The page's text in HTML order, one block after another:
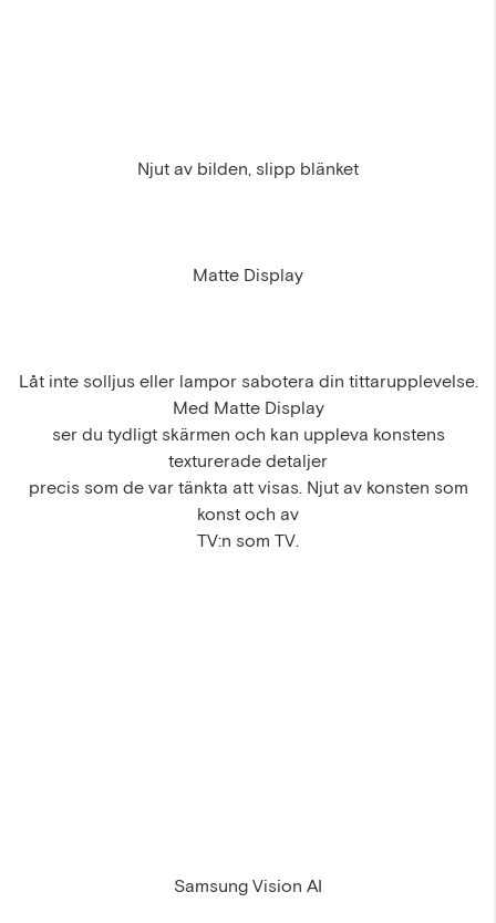
Njut av bilden, slipp blänket
Matte Display
Låt inte solljus eller lampor sabotera din tittarupplevelse.
Med Matte Display
ser du tydligt skärmen och kan uppleva konstens
texturerade detaljer
precis som de var tänkta att visas. Njut av konsten som
konst och av
TV:n som TV.
Samsung Vision AI